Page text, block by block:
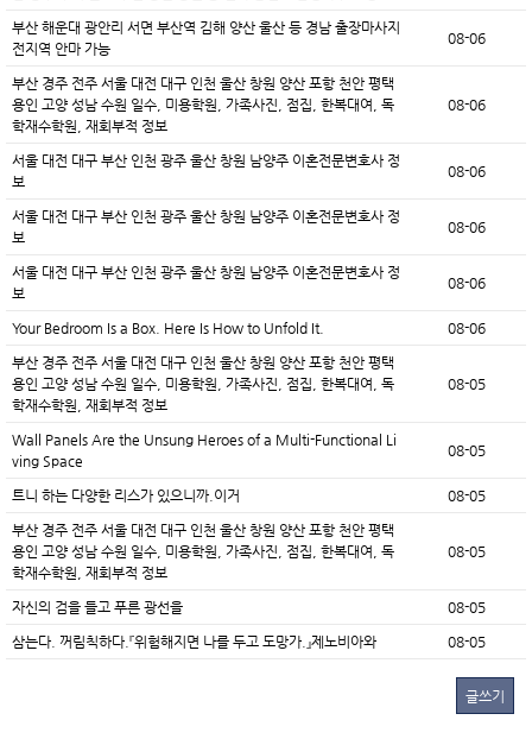
부산 해운대 광안리 서면 부산역 김해 양산 울산 등 경남 출장마사지
전지역 안마 가능
08-06
부산 경주 전주 서울 대전 대구 인천 울산 창원 양산 포항 천안 평택
용인 고양 성남 수원 일수, 미용학원, 가족사진, 점집, 한복대여, 독
학재수학원, 재회부적 정보
08-06
서울 대전 대구 부산 인천 광주 울산 창원 남양주 이혼전문변호사 정
보
08-06
서울 대전 대구 부산 인천 광주 울산 창원 남양주 이혼전문변호사 정
보
08-06
서울 대전 대구 부산 인천 광주 울산 창원 남양주 이혼전문변호사 정
보
08-06
Your Bedroom Is a Box. Here Is How to Unfold It. 08-06
부산 경주 전주 서울 대전 대구 인천 울산 창원 양산 포항 천안 평택
용인 고양 성남 수원 일수, 미용학원, 가족사진, 점집, 한복대여, 독
학재수학원, 재회부적 정보
08-05
Wall Panels Are the Unsung Heroes of a Multi-Functional Li
ving Space
08-05
트니 하는 다양한 리스가 있으니까.이거 08-05
부산 경주 전주 서울 대전 대구 인천 울산 창원 양산 포항 천안 평택
용인 고양 성남 수원 일수, 미용학원, 가족사진, 점집, 한복대여, 독
학재수학원, 재회부적 정보
08-05
자신의 검을 들고 푸른 광선을 08-05
삼는다. 꺼림칙하다.『위험해지면 나를 두고 도망가.』제노비아와 08-05
글쓰기